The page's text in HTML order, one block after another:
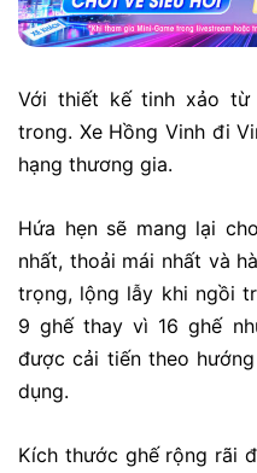
Với thiết kế tinh xảo từ
trong. Xe Hồng Vinh đi
hạng thương gia.
Hứa hẹn sẽ mang lại
nhất, thoải mái nhất và
trọng, lộng lẫy khi ngồi
9 ghế thay vì 16 ghế
được cải tiến theo
dụng.
Kích thước ghế rộng rãi